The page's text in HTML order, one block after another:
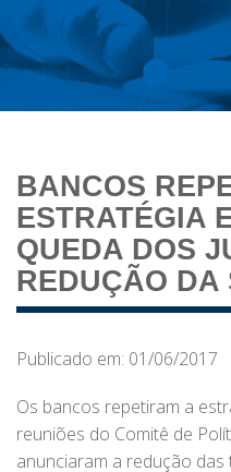
BANCOS
ESTRATÉGIA
QUEDA DOS
REDUÇÃO DA
Publicado em: 01/06/2017
Os bancos repetiram a
reuniões do Comitê de
anunciaram a redução